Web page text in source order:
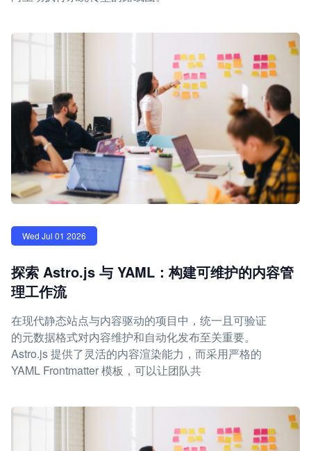
Wed Jul 01 2026
探索 Astro.js 与 YAML：构建可维护的内容管
理工作流
在现代静态站点与内容驱动的项目中，统一且可验证
的元数据格式对内容维护和自动化发布至关重要。
Astro.js 提供了灵活的内容渲染能力，而采用严格的
YAML Frontmatter 模板，可以让团队共